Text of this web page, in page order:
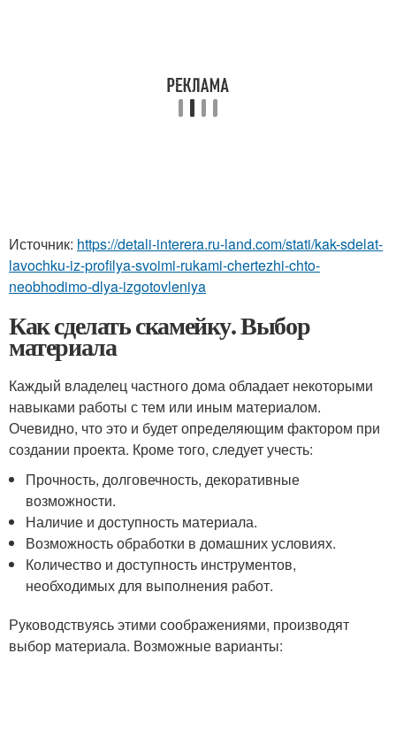
Источник: https://detali-interera.ru-land.com/stati/kak-sdelat-
lavochku-iz-profilya-svoimi-rukami-chertezhi-chto-
neobhodimo-dlya-izgotovleniya
Как сделать скамейку. Выбор
материала
Каждый владелец частного дома обладает некоторыми
навыками работы с тем или иным материалом.
Очевидно, что это и будет определяющим фактором при
создании проекта. Кроме того, следует учесть:
Прочность, долговечность, декоративные
возможности.
Наличие и доступность материала.
Возможность обработки в домашних условиях.
Количество и доступность инструментов,
необходимых для выполнения работ.
Руководствуясь этими соображениями, производят
выбор материала. Возможные варианты: